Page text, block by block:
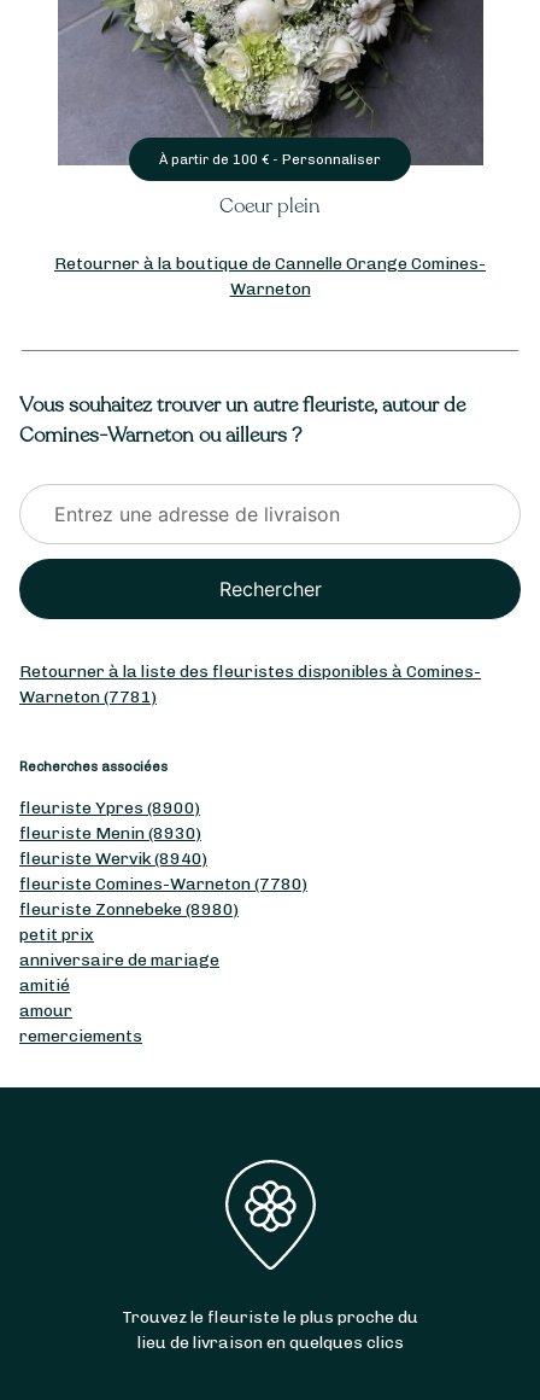
Personnaliser
Retourner à la boutique de Cannelle Orange Comines-
Warneton
Vous souhaitez trouver un autre fleuriste, autour de
Comines-Warneton ou ailleurs ?
Rechercher
Retourner à la liste des fleuristes disponibles à Comines-
Warneton (7781)
Recherches associées
fleuriste Ypres (8900)
fleuriste Menin (8930)
fleuriste Wervik (8940)
fleuriste Comines-Warneton (7780)
fleuriste Zonnebeke (8980)
petit prix
anniversaire de mariage
amitié
amour
remerciements
Trouvez le fleuriste le plus proche du
lieu de livraison en quelques clics